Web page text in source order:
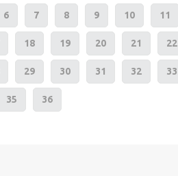
6 7 8 9 10 11
18 19 20 21 22
29 30 31 32 33
35 36